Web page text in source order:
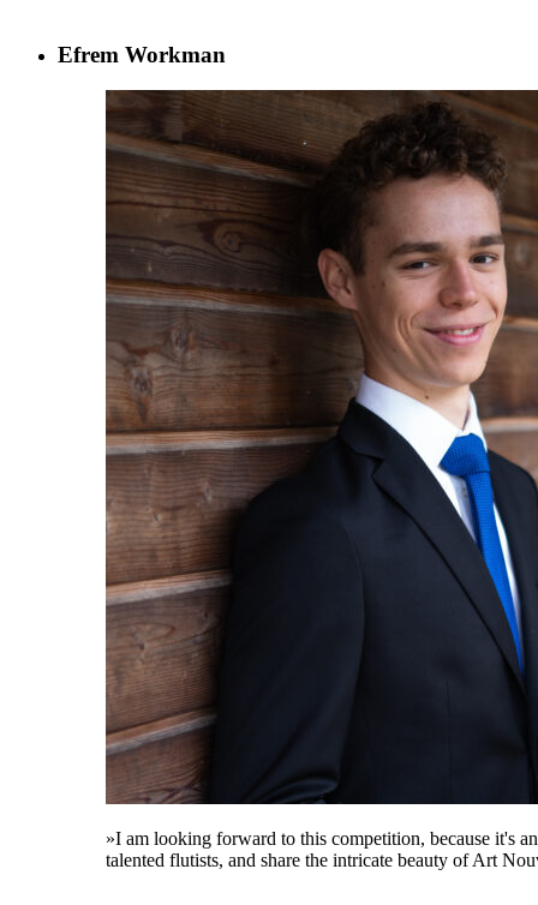
Efrem Workman
»I am looking forward to this competition, because it's
talented flutists, and share the intricate beauty of Art